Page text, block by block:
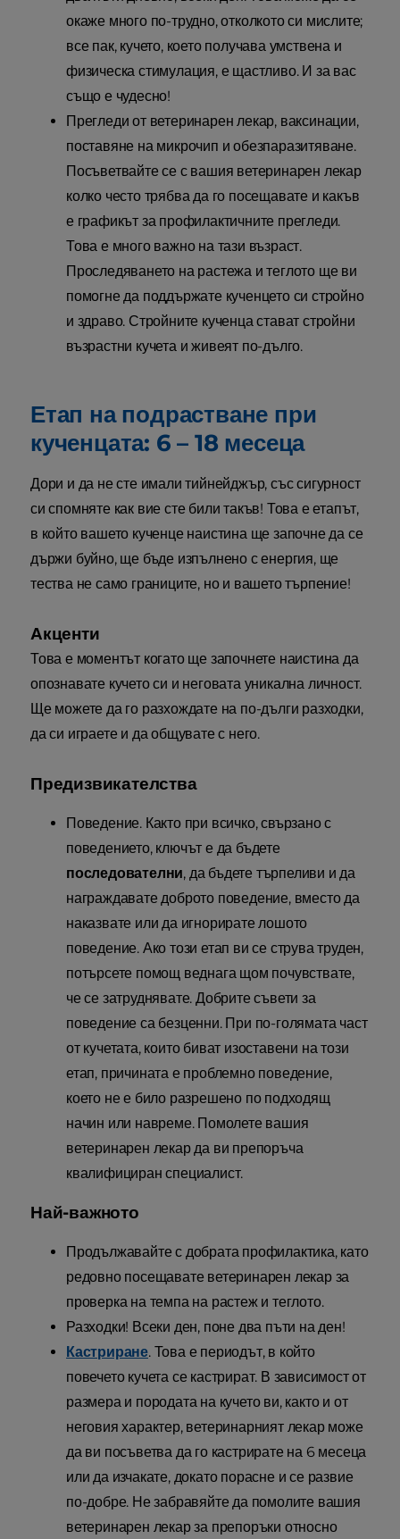
окаже много по-трудно, отколкото си мислите;
все пак, кучето, което получава умствена и
физическа стимулация, е щастливо. И за вас
също е чудесно!
Прегледи от ветеринарен лекар, ваксинации,
поставяне на микрочип и обезпаразитяване.
Посъветвайте се с вашия ветеринарен лекар
колко често трябва да го посещавате и какъв
е графикът за профилактичните прегледи.
Това е много важно на тази възраст.
Проследяването на растежа и теглото ще ви
помогне да поддържате кученцето си стройно
и здраво. Стройните кученца стават стройни
възрастни кучета и живеят по-дълго.
Етап на подрастване при
кученцата: 6 – 18 месеца
Дори и да не сте имали тийнейджър, със сигурност
си спомняте как вие сте били такъв! Това е етапът,
в който вашето кученце наистина ще започне да се
държи буйно, ще бъде изпълнено с енергия, ще
тества не само границите, но и вашето търпение!
Акценти
Това е моментът когато ще започнете наистина да
опознавате кучето си и неговата уникална личност.
Ще можете да го разхождате на по-дълги разходки,
да си играете и да общувате с него.
Предизвикателства
Поведение. Както при всичко, свързано с
поведението, ключът е да бъдете
последователни, да бъдете търпеливи и да
награждавате доброто поведение, вместо да
наказвате или да игнорирате лошото
поведение. Ако този етап ви се струва труден,
потърсете помощ веднага щом почувствате,
че се затруднявате. Добрите съвети за
поведение са безценни. При по-голямата част
от кучетата, които биват изоставени на този
етап, причината е проблемно поведение,
което не е било разрешено по подходящ
начин или навреме. Помолете вашия
ветеринарен лекар да ви препоръча
квалифициран специалист.
Най-важното
Продължавайте с добрата профилактика, като
редовно посещавате ветеринарен лекар за
проверка на темпа на растеж и теглото.
Разходки! Всеки ден, поне два пъти на ден!
Кастриране. Това е периодът, в който
повечето кучета се кастрират. В зависимост от
размера и породата на кучето ви, както и от
неговия характер, ветеринарният лекар може
да ви посъветва да го кастрирате на 6 месеца
или да изчакате, докато порасне и се развие
по-добре. Не забравяйте да помолите вашия
ветеринарен лекар за препоръки относно